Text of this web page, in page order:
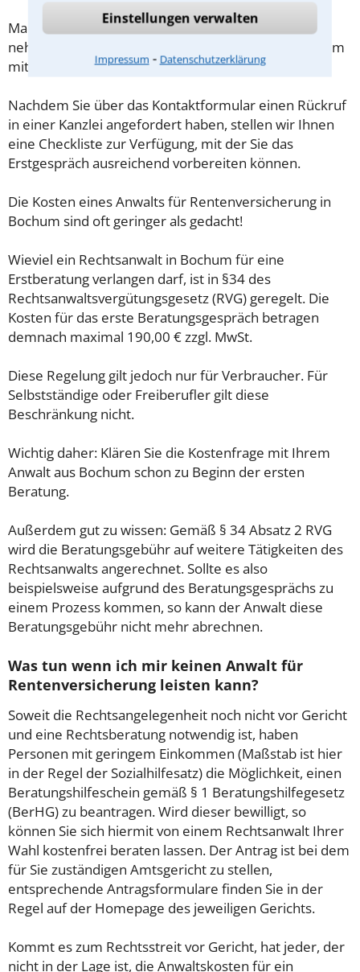
Einstellungen verwalten
Impressum ⁃ Datenschutzerklärung
Machen Sie sich vorab schriftliche Notizen und
nehmen Sie diese zum Beratungsgespräch in Bochum
mit.
Nachdem Sie über das Kontaktformular einen Rückruf
in einer Kanzlei angefordert haben, stellen wir Ihnen
eine Checkliste zur Verfügung, mit der Sie das
Erstgespräch ausreichend vorbereiten können.
Die Kosten eines Anwalts für Rentenversicherung in
Bochum sind oft geringer als gedacht!
Wieviel ein Rechtsanwalt in Bochum für eine
Erstberatung verlangen darf, ist in §34 des
Rechtsanwaltsvergütungsgesetz (RVG) geregelt. Die
Kosten für das erste Beratungsgespräch betragen
demnach maximal 190,00 € zzgl. MwSt.
Diese Regelung gilt jedoch nur für Verbraucher. Für
Selbstständige oder Freiberufler gilt diese
Beschränkung nicht.
Wichtig daher: Klären Sie die Kostenfrage mit Ihrem
Anwalt aus Bochum schon zu Beginn der ersten
Beratung.
Außerdem gut zu wissen: Gemäß § 34 Absatz 2 RVG
wird die Beratungsgebühr auf weitere Tätigkeiten des
Rechtsanwalts angerechnet. Sollte es also
beispielsweise aufgrund des Beratungsgesprächs zu
einem Prozess kommen, so kann der Anwalt diese
Beratungsgebühr nicht mehr abrechnen.
Was tun wenn ich mir keinen Anwalt für
Rentenversicherung leisten kann?
Soweit die Rechtsangelegenheit noch nicht vor Gericht
und eine Rechtsberatung notwendig ist, haben
Personen mit geringem Einkommen (Maßstab ist hier
in der Regel der Sozialhilfesatz) die Möglichkeit, einen
Beratungshilfeschein gemäß § 1 Beratungshilfegesetz
(BerHG) zu beantragen. Wird dieser bewilligt, so
können Sie sich hiermit von einem Rechtsanwalt Ihrer
Wahl kostenfrei beraten lassen. Der Antrag ist bei dem
für Sie zuständigen Amtsgericht zu stellen,
entsprechende Antragsformulare finden Sie in der
Regel auf der Homepage des jeweiligen Gerichts.
Kommt es zum Rechtsstreit vor Gericht, hat jeder, der
nicht in der Lage ist, die Anwaltskosten für ein